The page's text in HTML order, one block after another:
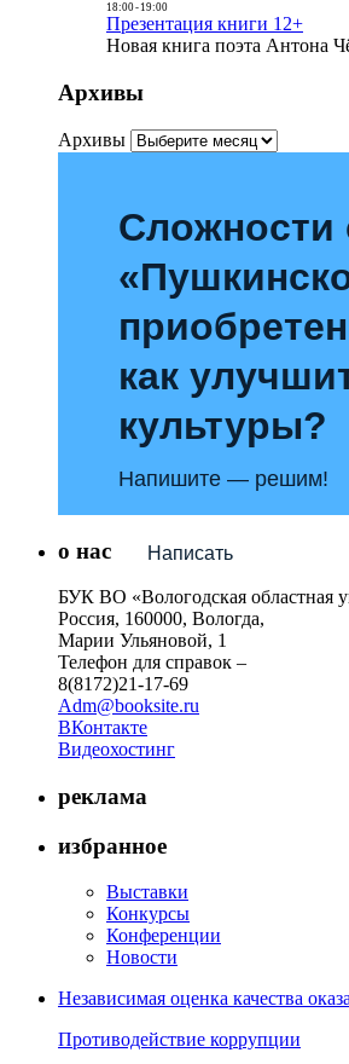
18:00- 19:00
Презентация книги 12+
Новая книга поэта Антона
Архивы
Архивы
Сложности
как
культуры?
Напишите — решим!
Написать
о нас
БУК ВО «Вологодская областная
Россия, 160000, Вологда,
Марии Ульяновой, 1
Телефон для справок –
8(8172)21-17-69
Adm@booksite.ru
ВКонтакте
Видеохостинг
реклама
избранное
Выставки
Конкурсы
Конференции
Новости
Независимая оценка качества
Противодействие коррупции